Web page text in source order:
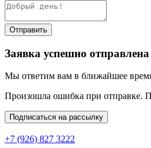
Отправить
Заявка успешно отправлена
Мы ответим вам в ближайшее
Произошла ошибка при отправке.
Подписаться на рассылку
+7 (926) 827 3222